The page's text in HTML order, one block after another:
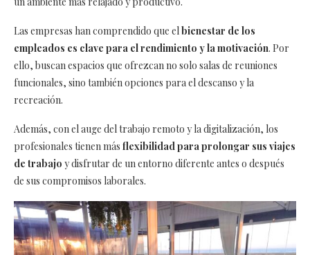
Las empresas han comprendido que el bienestar de los
empleados es clave para el rendimiento y la motivación. Por
ello, buscan espacios que ofrezcan no solo salas de reuniones
funcionales, sino también opciones para el descanso y la
recreación.
Además, con el auge del trabajo remoto y la digitalización, los
profesionales tienen más flexibilidad para prolongar sus viajes
de trabajo y disfrutar de un entorno diferente antes o después
de sus compromisos laborales.